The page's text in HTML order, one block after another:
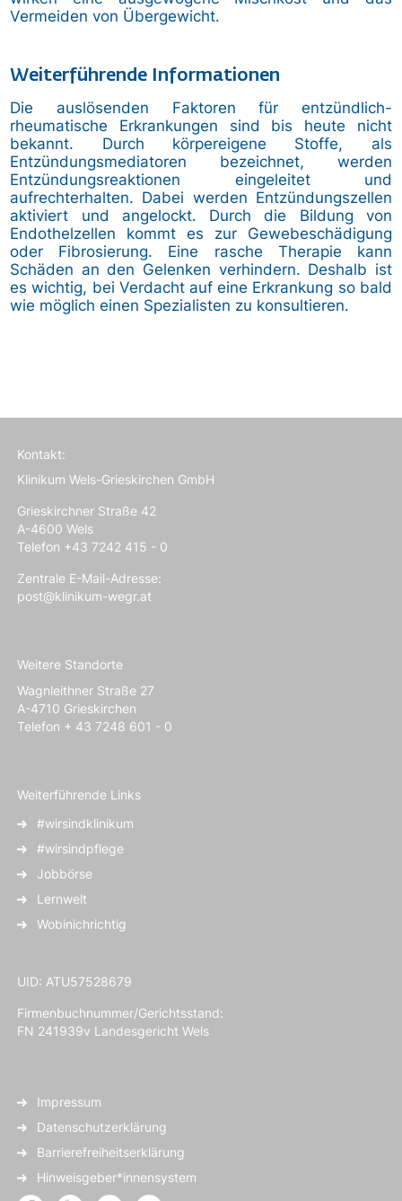
Vermeiden von Übergewicht.
Weiterführende Informationen
Die auslösenden Faktoren für entzündlich-
rheumatische Erkrankungen sind bis heute nicht
bekannt. Durch körpereigene Stoffe, als
Entzündungsmediatoren bezeichnet, werden
Entzündungsreaktionen eingeleitet und
aufrechterhalten. Dabei werden Entzündungszellen
aktiviert und angelockt. Durch die Bildung von
Endothelzellen kommt es zur Gewebeschädigung
oder Fibrosierung. Eine rasche Therapie kann
Schäden an den Gelenken verhindern. Deshalb ist
es wichtig, bei Verdacht auf eine Erkrankung so bald
wie möglich einen Spezialisten zu konsultieren.
Kontakt:
Klinikum Wels-Grieskirchen GmbH
Grieskirchner Straße 42
A-4600 Wels
Telefon +43 7242 415 - 0
Zentrale E-Mail-Adresse:
post@klinikum-wegr.at
Weitere Standorte
Wagnleithner Straße 27
A-4710 Grieskirchen
Telefon + 43 7248 601 - 0
Weiterführende Links
#wirsindklinikum
#wirsindpflege
Jobbörse
Lernwelt
Wobinichrichtig
UID: ATU57528679
Firmenbuchnummer/Gerichtsstand:
FN 241939v Landesgericht Wels
Impressum
Datenschutzerklärung
Barrierefreiheitserklärung
Hinweisgeber*innensystem